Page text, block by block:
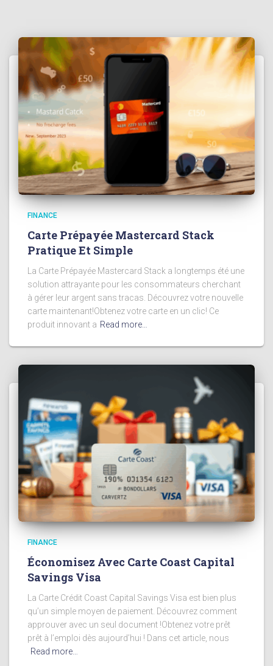
FINANCE
Carte Prépayée Mastercard Stack
Pratique Et Simple
La Carte Prépayée Mastercard Stack a longtemps été une
solution attrayante pour les consommateurs cherchant
à gérer leur argent sans tracas. Découvrez votre nouvelle
carte maintenant!Obtenez votre carte en un clic! Ce
produit innovant a Read more…
FINANCE
Économisez Avec Carte Coast Capital
Savings Visa
La Carte Crédit Coast Capital Savings Visa est bien plus
qu’un simple moyen de paiement. Découvrez comment
approuver avec un seul document !Obtenez votre prêt
prêt à l’emploi dès aujourd’hui ! Dans cet article, nous
Read more…